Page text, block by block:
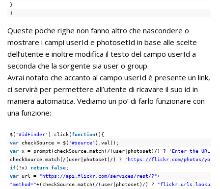
}
}
Queste poche righe non fanno altro che nascondere o
mostrare i campi userId e photosetId in base alle scelte
dell’utente e inoltre modifica il testo del campo userId a
seconda che la sorgente sia user o group.
Avrai notato che accanto al campo userId è presente un link,
ci servirà per permettere all’utente di ricavare il suo id in
maniera automatica. Vediamo un po’ di farlo funzionare con
una funzione:
$( '#idFinder' ).click(function(){
var checkSource = $( '#source' ).val();
var x = prompt(checkSource.match(/(user|photoset)/) ?
'Enter the URL
checkSource.match(/(user|photoset)/) ?
'https://flickr.com/photos/
if(!x) return false;
var url = "https://api.flickr.com/services/rest/?"+
"method="+(checkSource.match(/(user|photoset)/) ?